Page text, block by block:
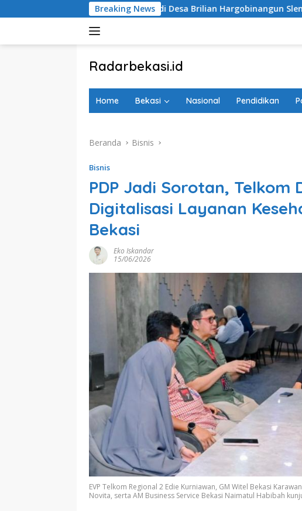
ke
Breaking News
Matahari di Desa Brilian Hargobinangun Sleman Sholeh Cilik
Radarbekasi.id
Bekasi
Home Bekasi Nasional Pendidikan
Beranda Bisnis
Bisnis
PDP Jadi Sorotan, Telkom
Digitalisasi Layanan
Bekasi
Eko Iskandar
15/06/2026
EVP Telkom Regional 2 Edie Kurniawan, GM Witel Bekasi
Novita, serta AM Business Service Bekasi Naimatul Habibah